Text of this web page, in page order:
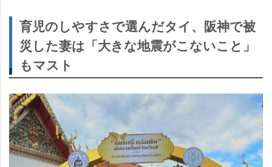
育児のしやすさで選んだタイ、阪神で被
災した妻は「大きな地震がこないこと」
もマスト